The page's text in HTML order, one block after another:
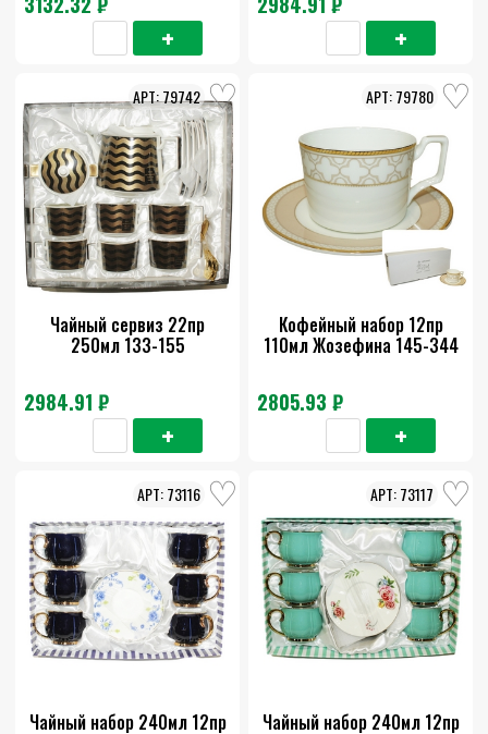
Чайный сервиз 22пр
250мл 133-155
2984.91 ₽
79742
Кофейный набор 12пр
110мл Жозефина 145-344
2805.93 ₽
79780
Чайный набор 240мл 12пр
73116
Чайный набор 240мл 12пр
73117